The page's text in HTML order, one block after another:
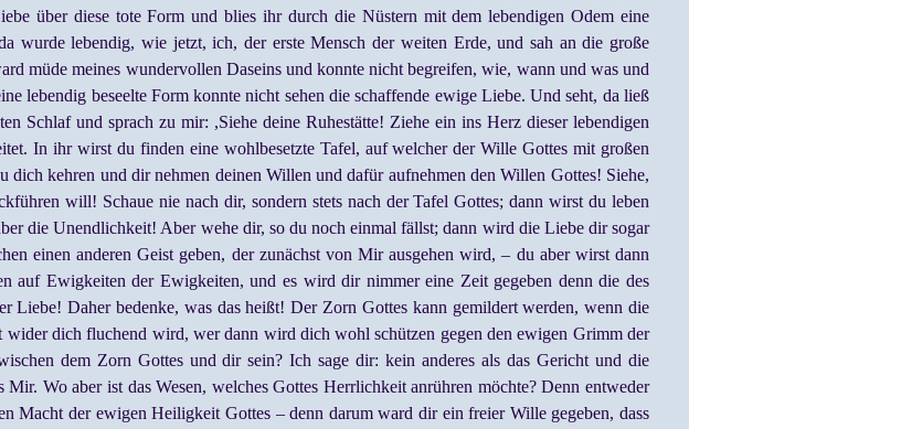
über diese tote Form und blies ihr durch die Nüstern mit dem lebendigen Odem eine
wurde lebendig, wie jetzt, ich, der erste Mensch der weiten Erde, und sah an die große
müde meines wundervollen Daseins und konnte nicht begreifen, wie, wann und was und
lebendig beseelte Form konnte nicht sehen die schaffende ewige Liebe. Und seht, da ließ
Schlaf und sprach zu mir: ,Siehe deine Ruhestätte! Ziehe ein ins Herz dieser lebendigen
In ihr wirst du finden eine wohlbesetzte Tafel, auf welcher der Wille Gottes mit großen
dich kehren und dir nehmen deinen Willen und dafür aufnehmen den Willen Gottes! Siehe,
will! Schaue nie nach dir, sondern stets nach der Tafel Gottes; dann wirst du leben
die Unendlichkeit! Aber wehe dir, so du noch einmal fällst; dann wird die Liebe dir sogar
einen anderen Geist geben, der zunächst von Mir ausgehen wird, – du aber wirst dann
auf Ewigkeiten der Ewigkeiten, und es wird dir nimmer eine Zeit gegeben denn die des
Liebe! Daher bedenke, was das heißt! Der Zorn Gottes kann gemildert werden, wenn die
dich fluchend wird, wer dann wird dich wohl schützen gegen den ewigen Grimm der
dem Zorn Gottes und dir sein? Ich sage dir: kein anderes als das Gericht und die
Wo aber ist das Wesen, welches Gottes Herrlichkeit anrühren möchte? Denn entweder
Macht der ewigen Heiligkeit Gottes – denn darum ward dir ein freier Wille gegeben, dass